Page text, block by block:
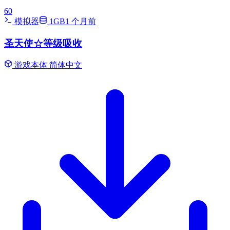
60
模拟器
1GB1 个月前
圣天使☆等级吸收
游戏本体 简体中文